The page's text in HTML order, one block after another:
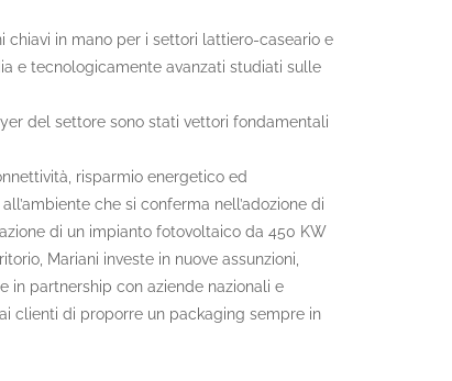
chiavi in mano per i settori lattiero-caseario e
e tecnologicamente avanzati studiati sulle
del settore sono stati vettori fondamentali
risparmio energetico ed
che si conferma nell’adozione di
di un impianto fotovoltaico da 450 KW
Mariani investe in nuove assunzioni,
in partnership con aziende nazionali e
clienti di proporre un packaging sempre in